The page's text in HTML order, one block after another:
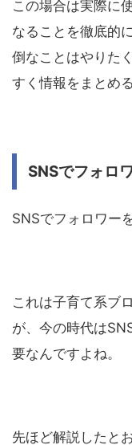
この場合は実際に
なることを徹底的
倒なことはやりた
すく情報をまとめ
SNSでフォロ
SNSでフォロワー
これは子育て系ブ
が、今の時代は
要なんですよね。
先ほど解説したと